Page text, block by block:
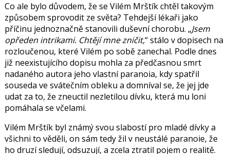
Co ale bylo důvodem, že se Vilém Mrštík chtěl takovým
způsobem sprovodit ze světa? Tehdejší lékaři jako
příčinu jednoznačně stanovili duševní chorobu. Jsem
opředen intrikami. Chtějí mne zničit, stálo v dopisech na
rozloučenou, které Vilém po sobě zanechal. Podle dnes
již neexistujícího dopisu mohla za předčasnou smrt
nadaného autora jeho vlastní paranoia, kdy spatřil
souseda ve svátečním obleku a domníval se, že jej jde
udat za to, že zneuctil nezletilou dívku, která mu loni
pomáhala se včelami.
Vilém Mrštík byl známý svou slabostí pro mladé dívky a
všichni to věděli, on sám tedy žil v neustálé paranoie, že
ho druzí sledují, odsuzují, a zcela ztratil pojem o realitě.